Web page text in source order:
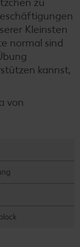
Kleinsten
normal sind
kannst,
von